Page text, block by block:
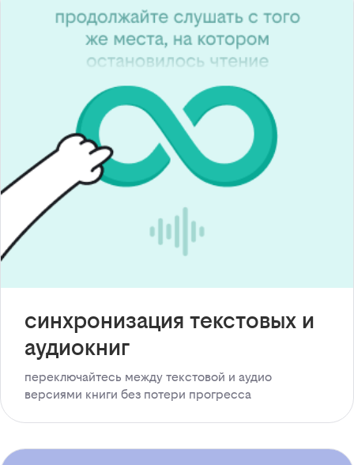
синхронизация текстовых и
аудиокниг
переключайтесь между текстовой и аудио
версиями книги без потери прогресса